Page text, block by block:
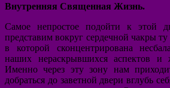
Внутренняя Священная Жизнь.
Самое непростое подойти к этой
представим вокруг сердечной чакры
в которой сконцентрирована
наших нераскрывшихся аспектов и
Именно через эту зону нам
добраться до заветной двери вглубь